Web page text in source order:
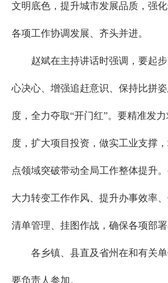
文明底色，提升城市发展品质，强
各项工作协调发展、齐头并进。
赵斌在主持讲话时强调，要起
心决心、增强追赶意识、保持比拼
度，全力夺取“开门红”。要精准发
度，扩大项目投资，做实工业支撑
点领域突破带动全局工作整体提升
大力转变工作作风、提升办事效率
清单管理、挂图作战，确保各项部署
各乡镇、县直及省州在和有关
要负责人参加。